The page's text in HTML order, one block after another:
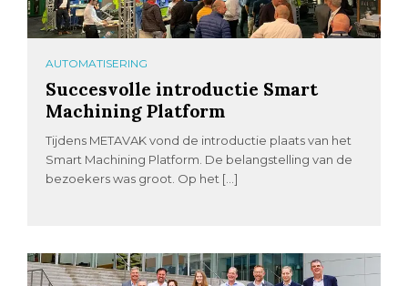
AUTOMATISERING
Succesvolle introductie Smart
Machining Platform
Tijdens METAVAK vond de introductie plaats van het
Smart Machining Platform. De belangstelling van de
bezoekers was groot. Op het […]